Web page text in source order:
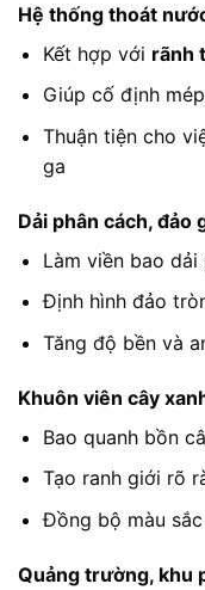
Hệ thống thoát
Kết hợp với rãnh
Giúp cố định
Thuận tiện cho
ga
Dải phân cách, đảo
Làm viền bao
Định hình đảo
Tăng độ bền và
Khuôn viên cây
Bao quanh bồn
Tạo ranh giới rõ
Đồng bộ màu
Quảng trường, khu